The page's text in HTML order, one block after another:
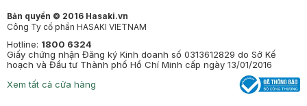
Bản quyền © 2016 Hasaki.vn
Công Ty cổ phần HASAKI VIETNAM
Hotline: 1800 6324
Giấy chứng nhận Đăng ký Kinh doanh số 0313612829 do Sở Kế
hoạch và Đầu tư Thành phố Hồ Chí Minh cấp ngày 13/01/2016
Xem tất cả cửa hàng